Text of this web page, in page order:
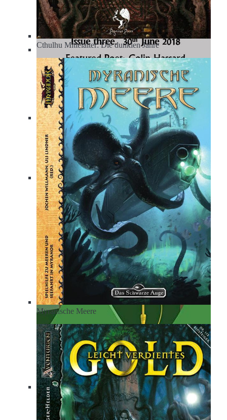
Das Geheimnis der Lady Luck
Andere Welten: Phantastische Geschichten, Ausgabe
1
Served
Kalb Itz
Cthulhu Mittelalter: Die dunklen Jahre
Myranische Meere